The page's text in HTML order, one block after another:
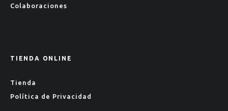
Colaboraciones
TIENDA ONLINE
Tienda
Política de Privacidad